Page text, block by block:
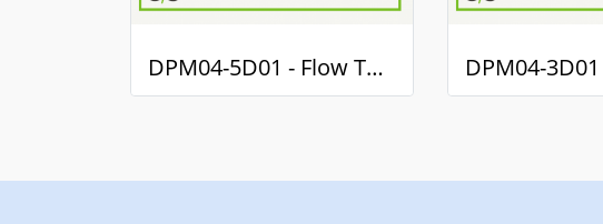
DPM04-5D01 - Flow Totalize Meter / มิเตอร์แสดงผลรวมการไหล